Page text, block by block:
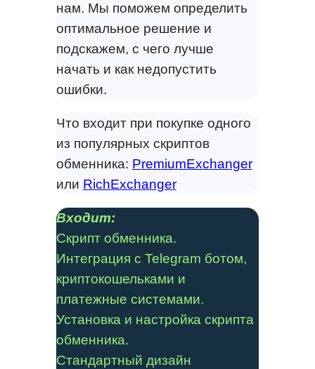
нам. Мы поможем определить
оптимальное решение и
подскажем, с чего лучше
начать и как недопустить
ошибки.
Что входит при покупке одного
из популярных скриптов
обменника: PremiumExchanger
или RichExchanger
Входит:
Скрипт обменника.
Интеграция с Telegram ботом,
криптокошельками и
платежные системами.
Установка и настройка скрипта
обменника.
Стандартный дизайн